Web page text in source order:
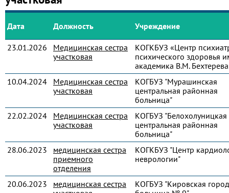
Дата Должность Учреждение
23.01.2026
Медицинская сестра
участковая
КОГКБУЗ «Центр
психического здоровья
академика В.М.
10.04.2024
Медицинская сестра
участковая
КОГБУЗ "Мурашинская
центральная районная
больница"
22.02.2024
Медицинская сестра
участковая
КОГБУЗ "Белохолуницкая
центральная районная
больница"
28.06.2023
медицинская сестра
приемного
отделения
КОГКБУЗ "Центр
неврологии"
20.06.2023
медицинская сестра
КОГБУЗ "Кировская